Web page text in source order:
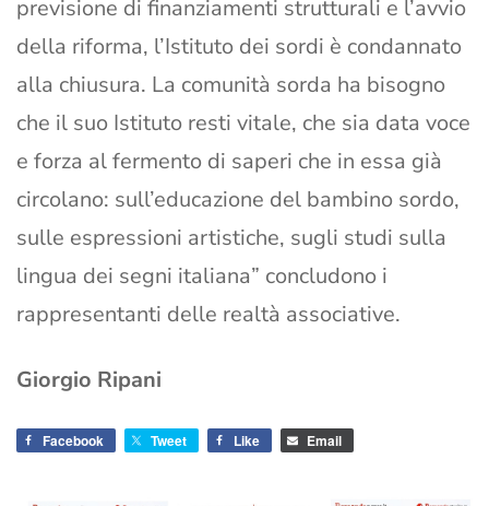
previsione di finanziamenti strutturali e l’avvio
della riforma, l’Istituto dei sordi è condannato
alla chiusura. La comunità sorda ha bisogno
che il suo Istituto resti vitale, che sia data voce
e forza al fermento di saperi che in essa già
circolano: sull’educazione del bambino sordo,
sulle espressioni artistiche, sugli studi sulla
lingua dei segni italiana” concludono i
rappresentanti delle realtà associative.
Giorgio Ripani
Facebook Tweet Like Email